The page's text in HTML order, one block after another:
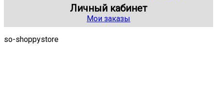
Личный кабинет
Мои заказы
so-shoppystore